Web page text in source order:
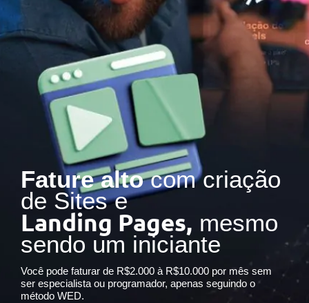
Fature altocom criação
de Sites e
Landing Pages, mesmo
sendo um iniciante
Você pode faturar de R$2.000 à R$10.000 por mês sem
ser especialista ou programador, apenas seguindo o
método WED.